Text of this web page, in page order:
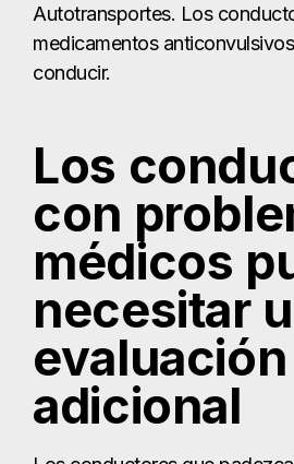
Autotransportes. Los
medicamentos
conducir.
Los
con
médicos
necesitar
evaluación
adicional